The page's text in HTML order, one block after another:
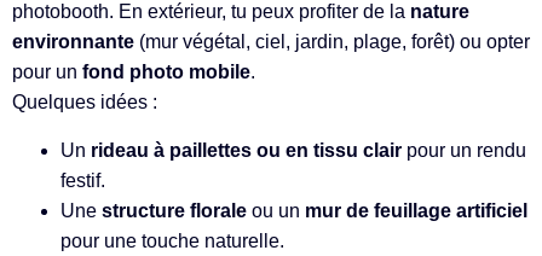
photobooth. En extérieur, tu peux profiter de la nature
environnante (mur végétal, ciel, jardin, plage, forêt) ou opter
pour un fond photo mobile.
Quelques idées :
Un rideau à paillettes ou en tissu clair pour un rendu
festif.
Une structure florale ou un mur de feuillage artificiel
pour une touche naturelle.